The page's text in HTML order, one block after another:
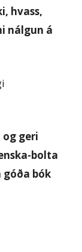
hvass,
nálgun á
geri
bolta
bók